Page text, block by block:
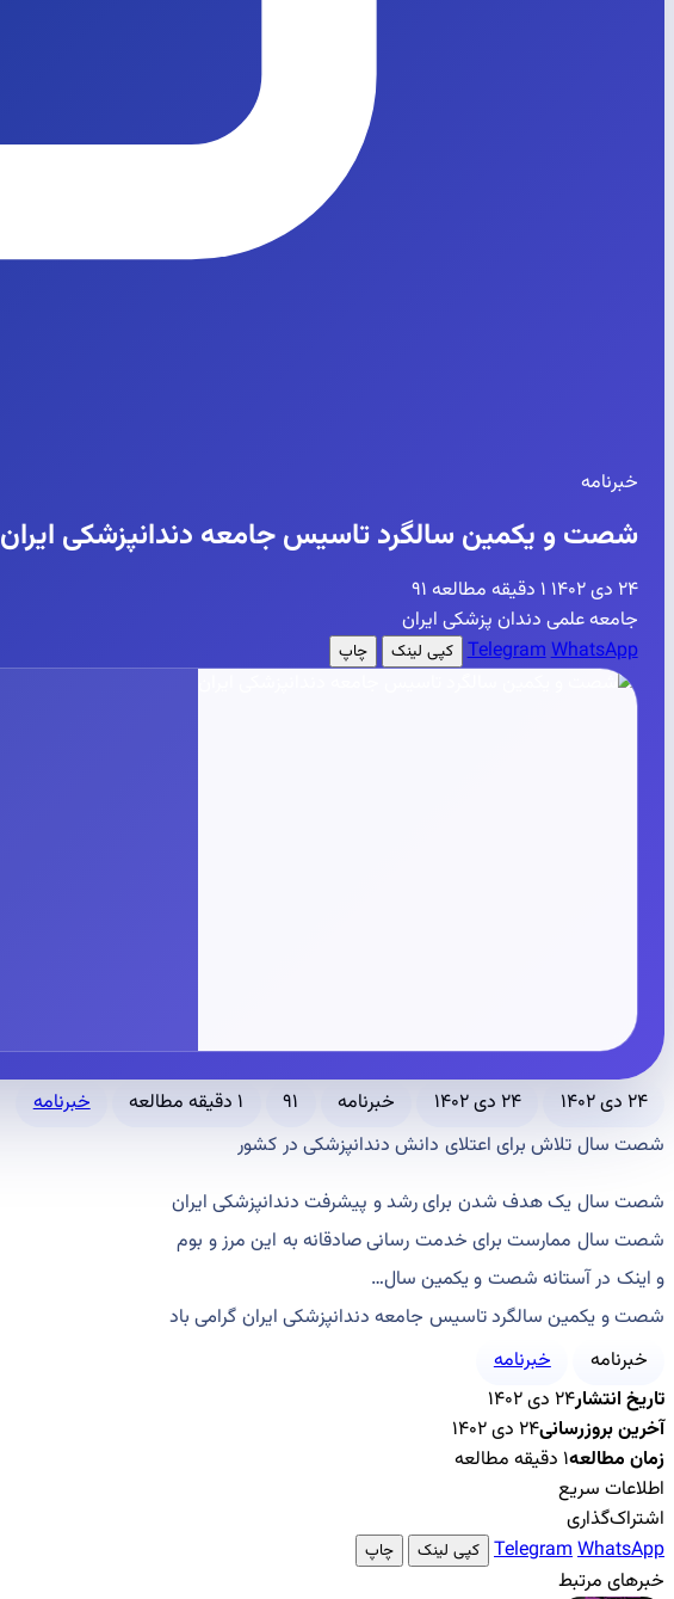
خبرنامه
شصت و یکمین سالگرد تاسیس جامعه دندانپزشکی ایران
۲۴ دی ۱۴۰۲ ۱ دقیقه مطالعه
۹۱
جامعه علمی دندان پزشکی ایران
TelegramWhatsApp کپی لینک چاپ
۲۴ دی ۱۴۰۲ ۲۴ دی ۱۴۰۲ خبرنامه ۹۱ ۱ دقیقه مطالعه
خبرنامه
شصت سال تلاش برای اعتلای دانش دندانپزشکی در کشور
شصت سال یک هدف شدن برای رشد و پیشرفت دندانپزشکی ایران
شصت سال ممارست برای خدمت رسانی صادقانه به این مرز و بوم
و اینک در آستانه شصت و یکمین سال…
شصت و یکمین سالگرد تاسیس جامعه دندانپزشکی ایران گرامی باد
خبرنامه
خبرنامه
تاریخ انتشار۲۴ دی ۱۴۰۲
آخرین بروزرسانی۲۴ دی ۱۴۰۲
زمان مطالعه۱ دقیقه مطالعه
اطلاعات سریع
اشتراک‌گذاری
TelegramWhatsApp کپی لینک چاپ
خبرهای مرتبط